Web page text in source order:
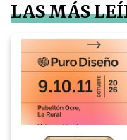
LAS MÁS